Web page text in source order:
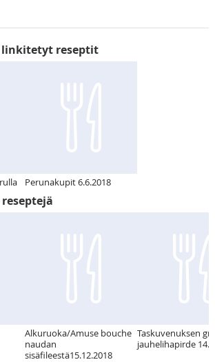
linkitetyt reseptit
Perunakupit 6.6.2018
Alkuruoka/Amuse bouche
naudan
sisäfileestä15.12.2018
Taskuvenuksen
jauhelihapirde